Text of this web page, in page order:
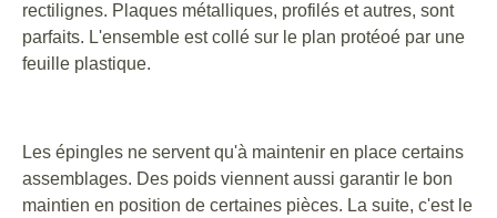
rectilignes. Plaques métalliques, profilés et autres, sont
parfaits. L'ensemble est collé sur le plan protéoé par une
feuille plastique.
Les épingles ne servent qu'à maintenir en place certains
assemblages. Des poids viennent aussi garantir le bon
maintien en position de certaines pièces. La suite, c'est le